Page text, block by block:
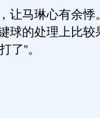
马琳心有余悸
球的处理上比较
了”。